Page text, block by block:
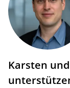
Karsten